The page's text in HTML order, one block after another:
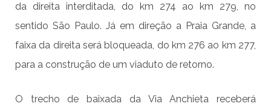
da direita interditada, do km 274 ao km 279, no
sentido São Paulo. Já em direção a Praia Grande, a
faixa da direita será bloqueada, do km 276 ao km 277,
para a construção de um viaduto de retorno.
O trecho de baixada da Via Anchieta receberá